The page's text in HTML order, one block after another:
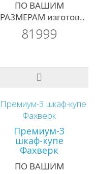
ПО ВАШИМ
РАЗМЕРАМ изготов..
81999
Премиум-3
шкаф-купе
Фахверк
ПО ВАШИМ